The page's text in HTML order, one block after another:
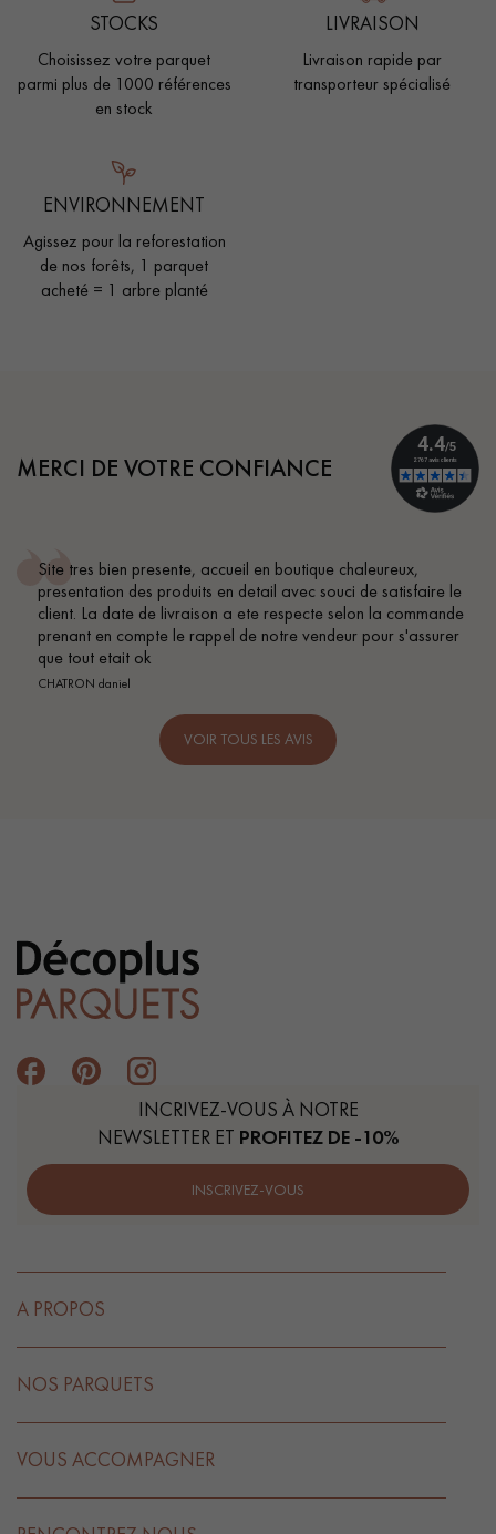
STOCKS
Choisissez votre parquet
parmi plus de 1000 références
en stock
LIVRAISON
Livraison rapide par
transporteur spécialisé
ENVIRONNEMENT
Agissez pour la reforestation
de nos forêts, 1 parquet
acheté = 1 arbre planté
MERCI DE VOTRE CONFIANCE
Site tres bien presente, accueil en boutique chaleureux,
presentation des produits en detail avec souci de satisfaire le
client. La date de livraison a ete respecte selon la commande
prenant en compte le rappel de notre vendeur pour s'assurer
que tout etait ok
CHATRON daniel
VOIR TOUS LES AVIS
INCRIVEZ-VOUS À NOTRE
NEWSLETTER ET PROFITEZ DE -10%
INSCRIVEZ-VOUS
A PROPOS
NOS PARQUETS
VOUS ACCOMPAGNER